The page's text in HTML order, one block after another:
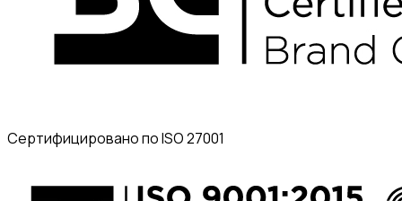
Сертифицировано по ISO 27001